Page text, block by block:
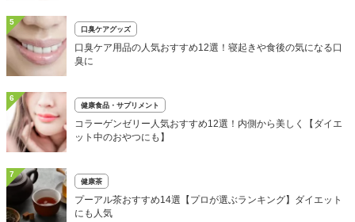
5
口臭ケアグッズ
口臭ケア用品の人気おすすめ12選！寝起きや食後の気になる口
臭に
6
健康食品・サプリメント
コラーゲンゼリー人気おすすめ12選！内側から美しく【ダイエ
ット中のおやつにも】
7
健康茶
プーアル茶おすすめ14選【プロが選ぶランキング】ダイエット
にも人気